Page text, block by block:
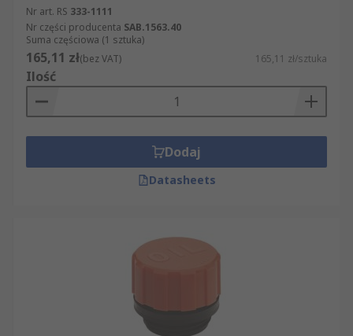
Nr art. RS 333-1111
Nr części producenta SAB.1563.40
Suma częściowa (1 sztuka)
165,11 zł(bez VAT) 165,11 zł/sztuka
Ilość
Dodaj
Datasheets